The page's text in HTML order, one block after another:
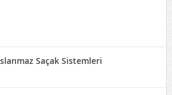
Saçak Sistemleri